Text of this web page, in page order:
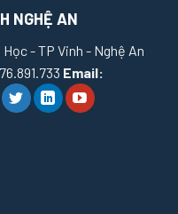
NGHỆ AN
- TP Vinh - Nghệ An
Email: